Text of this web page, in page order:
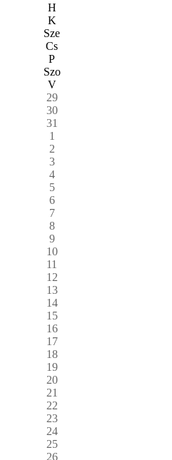
H
K
Sze
Cs
P
Szo
V
29
30
31
1
2
3
4
5
6
7
8
9
10
11
12
13
14
15
16
17
18
19
20
21
22
23
24
25
26